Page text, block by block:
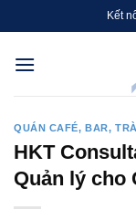
to
content
Kết
QUÁN CAFÉ, BAR,
HKT
Quản lý cho